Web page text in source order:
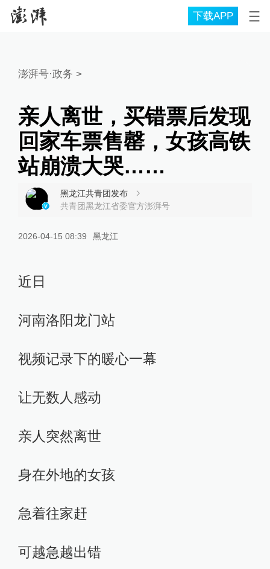
下载APP
澎湃号·政务 >
亲人离世，买错票后发现
回家车票售罄，女孩高铁
站崩溃大哭……
黑龙江共青团发布
共青团黑龙江省委官方澎湃号
2026-04-15 08:39 黑龙江
近日
河南洛阳龙门站
视频记录下的暖心一幕
让无数人感动
亲人突然离世
身在外地的女孩
急着往家赶
可越急越出错